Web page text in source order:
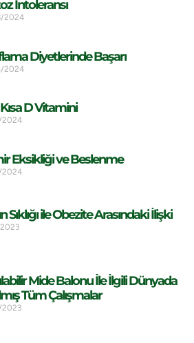
İntoleransı
2024
Diyetlerinde Başarı
2024
Kısa D Vitamini
2024
Eksikliği ve Beslenme
2024
Sıklığı ile Obezite Arasındaki İlişki
Mide Balonu İle İlgili Dünyada
Tüm Çalışmalar